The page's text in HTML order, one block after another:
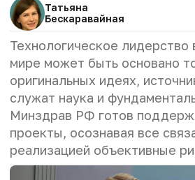
Татьяна
Бескаравайная
Технологическое лидерство
мире может быть основано
оригинальных идеях,
служат наука и
Минздрав РФ готов
проекты, осознавая все
реализацией объективные